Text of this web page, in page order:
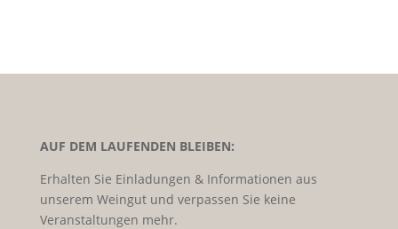
AUF DEM LAUFENDEN BLEIBEN:
Erhalten Sie Einladungen & Informationen aus
unserem Weingut und verpassen Sie keine
Veranstaltungen mehr.